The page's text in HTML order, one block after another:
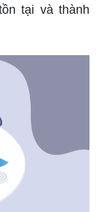
tại và thành